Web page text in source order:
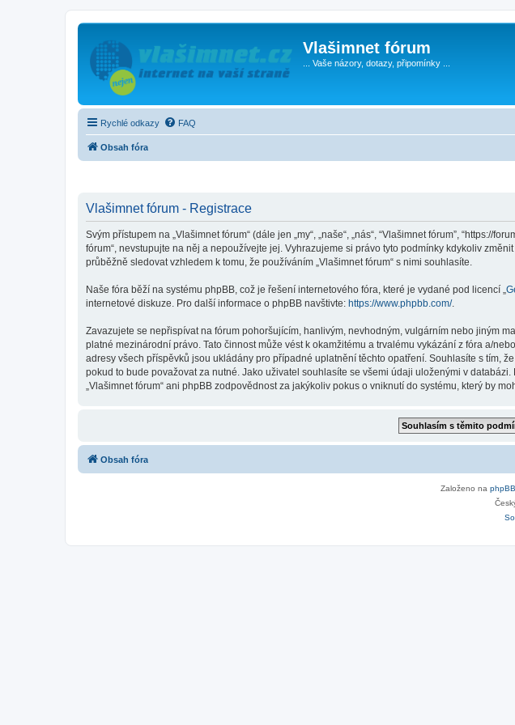
Vlašimnet fórum
... Vaše názory, dotazy, připomínky ...
Rychlé odkazy FAQ
Obsah fóra
Vlašimnet fórum - Registrace
Svým přístupem na „Vlašimnet fórum“ (dále jen „my“, „naše“, „nás“, “Vlašimnet fórum”,
fórum“, nevstupujte na něj a nepoužívejte jej. Vyhrazujeme si právo tyto podmínky kdykoliv
průběžně sledovat vzhledem k tomu, že používáním „Vlašimnet fórum“ s nimi souhlasíte.
Naše fóra běží na systému phpBB, což je řešení internetového fóra, které je vydané pod licencí „
internetové diskuze. Pro další informace o phpBB navštivte: https://www.phpbb.com/.
Zavazujete se nepřispívat na fórum pohoršujícím, hanlivým, nevhodným, vulgárním nebo jiným
platné mezinárodní právo. Tato činnost může vést k okamžitému a trvalému vykázání z fóra a/
adresy všech příspěvků jsou ukládány pro případné uplatnění těchto opatření. Souhlasíte s tím,
pokud to bude považovat za nutné. Jako uživatel souhlasíte se všemi údaji uloženými v
„Vlašimnet fórum“ ani phpBB zodpovědnost za jakýkoliv pokus o vniknutí do systému, který by
Obsah fóra
Založeno na phpBB